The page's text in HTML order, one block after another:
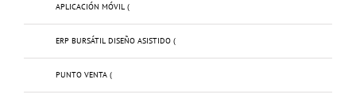
APLICACIÓN MÓVIL (
ERP BURSÁTIL DISEÑO ASISTIDO (
PUNTO VENTA (